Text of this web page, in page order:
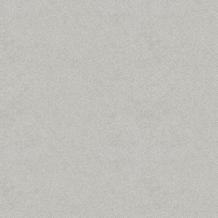
voor Uden-Zuid!
3rd, 2026 | 0 Reacties
Magazine voorjaar
juni 13th, 2026 | 0 Reacties